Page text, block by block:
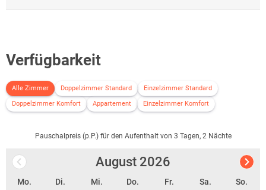
Verfügbarkeit
Alle Zimmer Doppelzimmer Standard
Einzelzimmer Standard
Doppelzimmer Komfort
Appartement Einzelzimmer Komfort
Pauschalpreis (p.P.) für den Aufenthalt von 3 Tagen, 2 Nächte
August 2026
Mo. Di. Mi. Do. Fr. Sa. So.